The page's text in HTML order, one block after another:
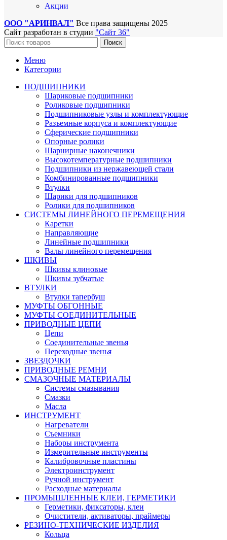
Акции
ООО "АРИНВАЛ" Все права защищены 2025
Сайт разработан в студии "Сайт 36"
Поиск
Меню
Категории
ПОДШИПНИКИ
Шариковые подшипники
Роликовые подшипники
Подшипниковые узлы и комплектующие
Разъемные корпуса и комплектующие
Сферические подшипники
Опорные ролики
Шарнирные наконечники
Высокотемпературные подшипники
Подшипники из нержавеющей стали
Комбинированные подшипники
Втулки
Шарики для подшипников
Ролики для подшипников
СИСТЕМЫ ЛИНЕЙНОГО ПЕРЕМЕЩЕНИЯ
Каретки
Направляющие
Линейные подшипники
Валы линейного перемещения
ШКИВЫ
Шкивы клиновые
Шкивы зубчатые
ВТУЛКИ
Втулки тапербуш
МУФТЫ ОБГОННЫЕ
МУФТЫ СОЕДИНИТЕЛЬНЫЕ
ПРИВОДНЫЕ ЦЕПИ
Цепи
Соединительные звенья
Переходные звенья
ЗВЕЗДОЧКИ
ПРИВОДНЫЕ РЕМНИ
СМАЗОЧНЫЕ МАТЕРИАЛЫ
Системы смазывания
Смазки
Масла
ИНСТРУМЕНТ
Нагреватели
Съемники
Наборы инструмента
Измерительные инструменты
Калибровочные пластины
Электроинструмент
Ручной инструмент
Расходные материалы
ПРОМЫШЛЕННЫЕ КЛЕИ, ГЕРМЕТИКИ
Герметики, фиксаторы, клеи
Очистители, активаторы, праймеры
РЕЗИНО-ТЕХНИЧЕСКИЕ ИЗДЕЛИЯ
Кольца